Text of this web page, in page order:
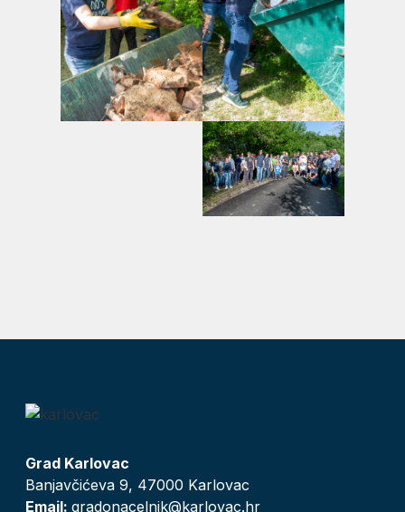
Grad Karlovac
Banjavčićeva 9, 47000 Karlovac
Email: gradonacelnik@karlovac.hr